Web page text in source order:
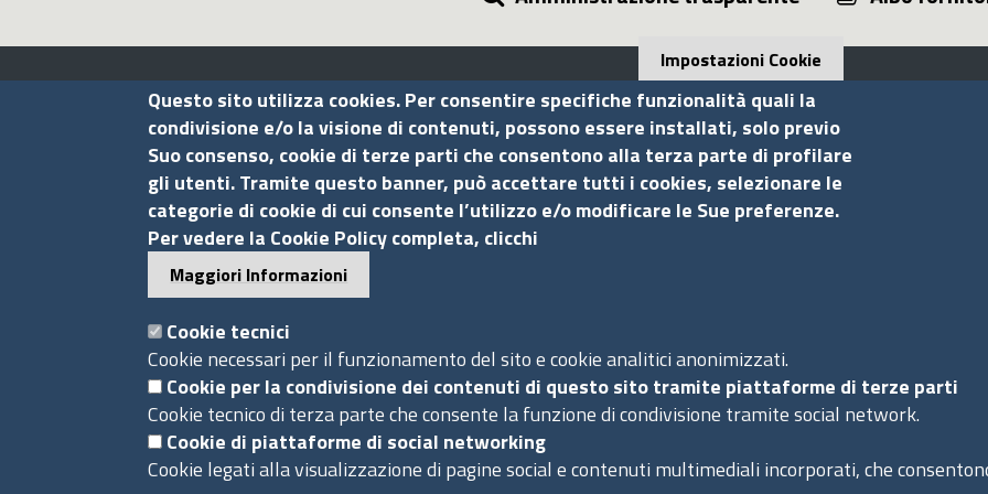
Assocamerestero
Contatti
Via G.B. Morgagni, 13 - 00161 Roma
Tel.: +39 06 44231314
P.Iva 01898631005
C.F. 07888290587
info.assocamerestero@legalmail.it
info@assocamerestero.it
dpo@assocamerestero.it
Seguici su
Powered by InfoCamere
Impostazioni Cookie
Questo sito utilizza cookies. Per consentire specifiche funzionalità quali la
condivisione e/o la visione di contenuti, possono essere installati, solo previo
Suo consenso, cookie di terze parti che consentono alla terza parte di profilare
gli utenti. Tramite questo banner, può accettare tutti i cookies, selezionare le
categorie di cookie di cui consente l’utilizzo e/o modificare le Sue preferenze.
Per vedere la Cookie Policy completa, clicchi
Maggiori Informazioni
Cookie tecnici
Cookie necessari per il funzionamento del sito e cookie analitici anonimizzati.
Cookie per la condivisione dei contenuti di questo sito tramite piattaforme di terze parti
Cookie tecnico di terza parte che consente la funzione di condivisione tramite social network.
Cookie di piattaforme di social networking
Cookie legati alla visualizzazione di pagine social e contenuti multimediali incorporati, che